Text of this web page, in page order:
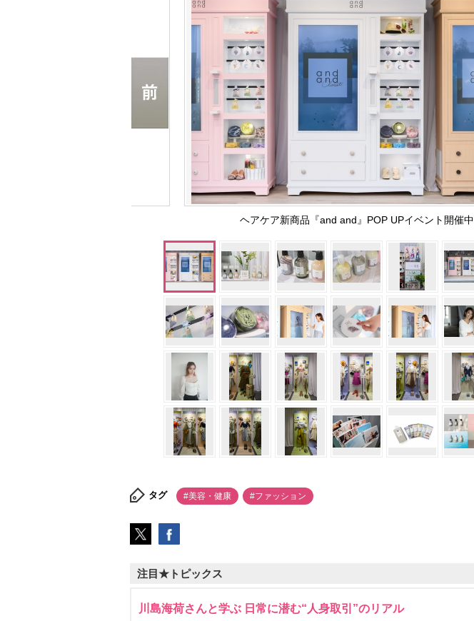
ヘアケア新商品『and and』POP UPイベント開催中
タグ #美容・健康 #ファッション
注目★トピックス
川島海荷さんと学ぶ 日常に潜む“人身取引”のリアル